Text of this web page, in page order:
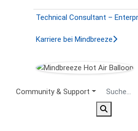
Technical Consultant –
Karriere bei Mindbreeze
Secondary Menu
Community & Support